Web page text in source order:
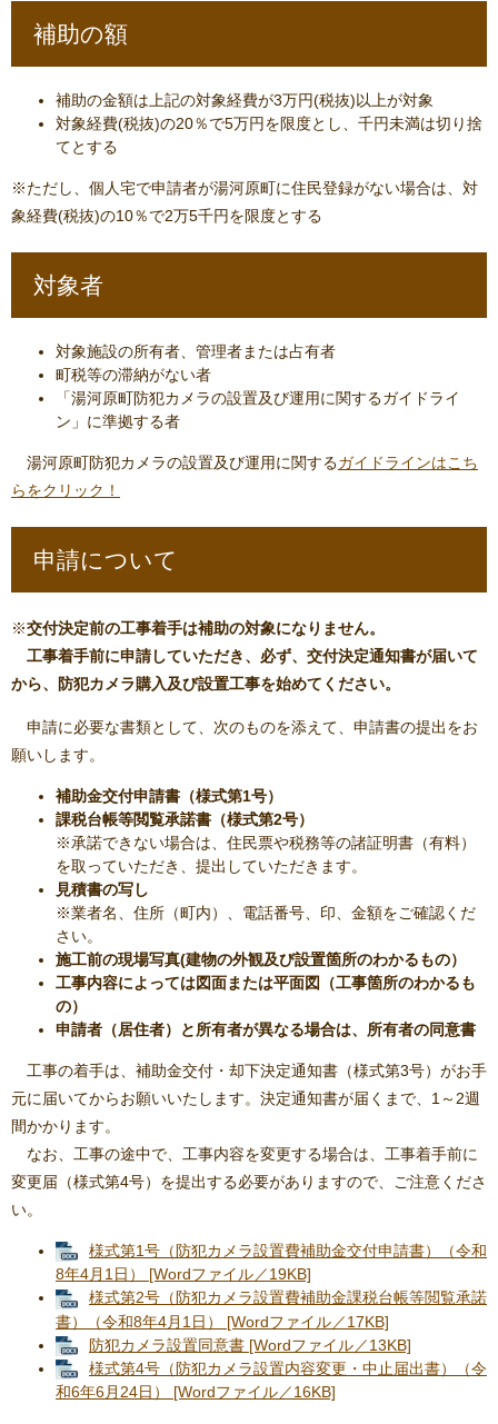
補助の額
補助の金額は上記の対象経費が3万円(税抜)以上が対象
対象経費(税抜)の20％で5万円を限度とし、千円未満は切り捨
てとする
​※ただし、個人宅で申請者が湯河原町に住民登録がない場合は、対
象経費(税抜)の10％で2万5千円を限度とする
対象者
対象施設の所有者、管理者または占有者
町税等の滞納がない者
「湯河原町防犯カメラの設置及び運用に関するガイドライ
ン」に準拠する者
湯河原町防犯カメラの設置及び運用に関するガイドラインはこち
らをクリック！
申請について
※交付決定前の工事着手は補助の対象になりません。
工事着手前に申請していただき、必ず、交付決定通知書が届いて
から、防犯カメラ購入及び設置工事を始めてください。
申請に必要な書類として、次のものを添えて、申請書の提出をお
願いします。
補助金交付申請書（様式第1号）
課税台帳等閲覧承諾書（様式第2号）
※承諾できない場合は、住民票や税務等の諸証明書（有料）
を取っていただき、提出していただきます。
見積書の写し
※業者名、住所（町内）、電話番号、印、金額をご確認くだ
さい。
施工前の現場写真(建物の外観及び設置箇所のわかるもの）
工事内容によっては図面または平面図（工事箇所のわかるも
の）
申請者（居住者）と所有者が異なる場合は、所有者の同意書
工事の着手は、補助金交付・却下決定通知書（様式第3号）がお手
元に届いてからお願いいたします。決定通知書が届くまで、1～2週
間かかります。
なお、工事の途中で、工事内容を変更する場合は、工事着手前に
変更届（様式第4号）を提出する必要がありますので、ご注意くださ
い。
様式第1号（防犯カメラ設置費補助金交付申請書）（令和
8年4月1日） [Wordファイル／19KB]
様式第2号（防犯カメラ設置費補助金課税台帳等閲覧承諾
書）（令和8年4月1日） [Wordファイル／17KB]
防犯カメラ設置同意書 [Wordファイル／13KB]
様式第4号（防犯カメラ設置内容変更・中止届出書）（令
和6年6月24日） [Wordファイル／16KB]